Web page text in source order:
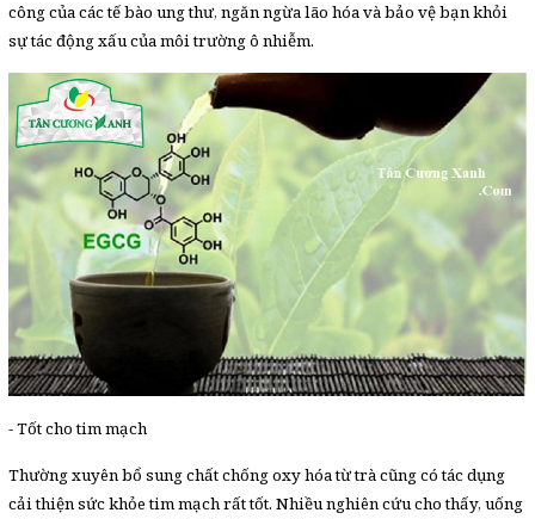
công của các tế bào ung thư, ngăn ngừa lão hóa và bảo vệ bạn khỏi
sự tác động xấu của môi trường ô nhiễm.
- Tốt cho tim mạch
Thường xuyên bổ sung chất chống oxy hóa từ trà cũng có tác dụng
cải thiện sức khỏe tim mạch rất tốt. Nhiều nghiên cứu cho thấy, uống